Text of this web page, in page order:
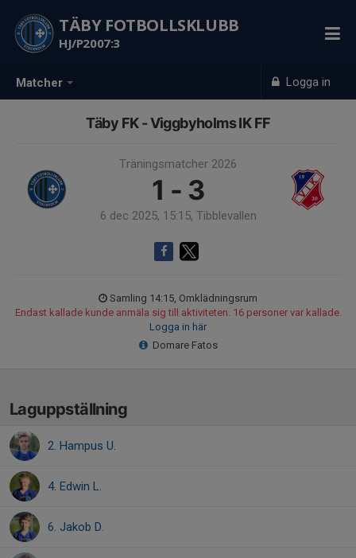
Matcher Logga in
TÄBY FOTBOLLSKLUBB
HJ/P2007:3
Täby FK - Viggbyholms IK FF
Träningsmatcher 2026
1 - 3
6 dec 2025, 15:15, Tibblevallen
Samling 14:15, Omklädningsrum
Endast kallade kunde anmäla sig till aktiviteten. 16 personer var kallade.
Logga in här
Domare Fatos
Laguppställning
2. Hampus U.
4. Edwin L.
6. Jakob D.